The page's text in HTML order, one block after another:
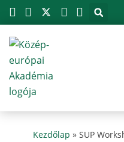
Skip
to
content
Kezdőlap » SUP